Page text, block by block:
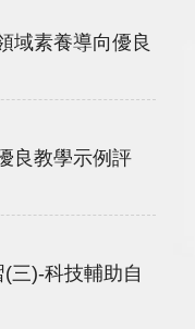
域素養導向優良
良教學示例評
三)-科技輔助自